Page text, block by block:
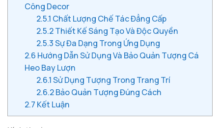
Công Decor
2.5.1 Chất Lượng Chế Tác Đẳng Cấp
2.5.2Thiết Kế Sáng Tạo Và Độc Quyền
2.5.3Sự Đa Dạng Trong Ứng Dụng
2.6 Hướng Dẫn Sử Dụng Và Bảo Quản Tượng Cá
Heo Bay Lượn
2.6.1Sử Dụng Tượng Trong Trang Trí
2.6.2Bảo Quản Tượng Đúng Cách
2.7 Kết Luận